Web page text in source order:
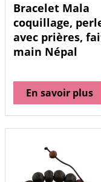
Bracelet Mala
coquillage,
avec prières,
main Népal
En savoir plus